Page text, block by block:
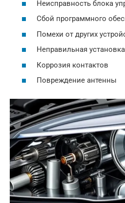
Неисправность блока
Сбой программного
Помехи от других
Неправильная установка
Коррозия контактов
Повреждение антенны